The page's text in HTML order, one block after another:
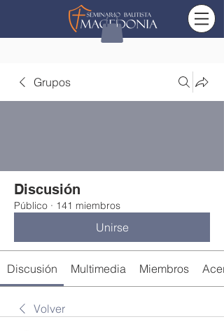
Grupos
Discusión
Público · 141 miembros
Unirse
Discusión Multimedia Miembros
Volver